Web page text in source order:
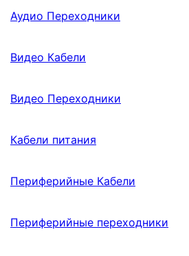
Аудио Переходники
Видео Кабели
Видео Переходники
Кабели питания
Периферийные Кабели
Периферийные переходники